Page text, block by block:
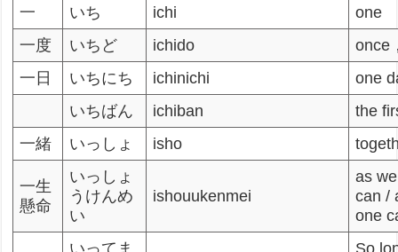
一
いち ichi
one
一度
いちど ichido
once
一日
いちにち ichinichi
one
いちばん
ichiban
the
一緒
いっしょ isho
一生
懸命
いっしょ
うけんめ
い
ishouukenmei
as
can /
one
いってま
So